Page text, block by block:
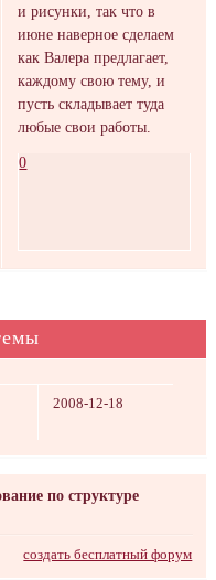
и рисунки, так что в
июне наверное сделаем
как Валера предлагает,
каждому свою тему, и
пусть складывает туда
любые свои работы.
0
2008-12-18
по структуре
создать бесплатный форум